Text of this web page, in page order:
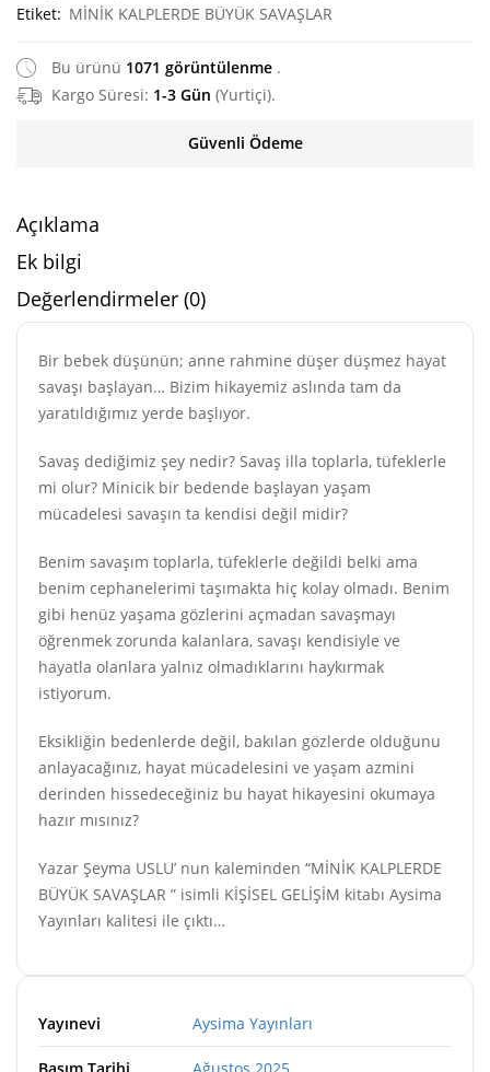
Etiket: MİNİK KALPLERDE BÜYÜK SAVAŞLAR
Bu ürünü 1071 görüntülenme .
Kargo Süresi: 1-3 Gün (Yurtiçi).
Güvenli Ödeme
Açıklama
Ek bilgi
Değerlendirmeler (0)
Bir bebek düşünün; anne rahmine düşer düşmez hayat
savaşı başlayan… Bizim hikayemiz aslında tam da
yaratıldığımız yerde başlıyor.
Savaş dediğimiz şey nedir? Savaş illa toplarla, tüfeklerle
mi olur? Minicik bir bedende başlayan yaşam
mücadelesi savaşın ta kendisi değil midir?
Benim savaşım toplarla, tüfeklerle değildi belki ama
benim cephanelerimi taşımakta hiç kolay olmadı. Benim
gibi henüz yaşama gözlerini açmadan savaşmayı
öğrenmek zorunda kalanlara, savaşı kendisiyle ve
hayatla olanlara yalnız olmadıklarını haykırmak
istiyorum.
Eksikliğin bedenlerde değil, bakılan gözlerde olduğunu
anlayacağınız, hayat mücadelesini ve yaşam azmini
derinden hissedeceğiniz bu hayat hikayesini okumaya
hazır mısınız?
Yazar Şeyma USLU’ nun kaleminden “MİNİK KALPLERDE
BÜYÜK SAVAŞLAR ” isimli KİŞİSEL GELİŞİM kitabı Aysima
Yayınları kalitesi ile çıktı…
Yayınevi Aysima Yayınları